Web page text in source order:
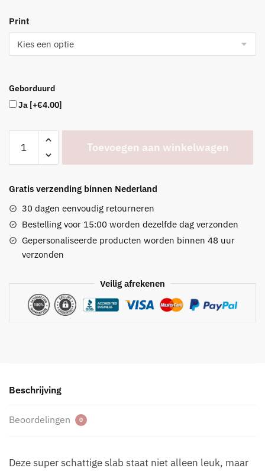
Print
Geborduurd
Ja [+€4.00]
met
ruffels
dertien
printjes
-
met
aantal
Toevoegen aan winkelwagen
Gratis verzending binnen Nederland
30 dagen eenvoudig retourneren
Bestelling voor 15:00 worden dezelfde dag verzonden
Gepersonaliseerde producten worden binnen 48 uur
verzonden
Veilig afrekenen
Beschrijving
Beoordelingen 0
Deze super schattige slab staat niet alleen leuk, maar